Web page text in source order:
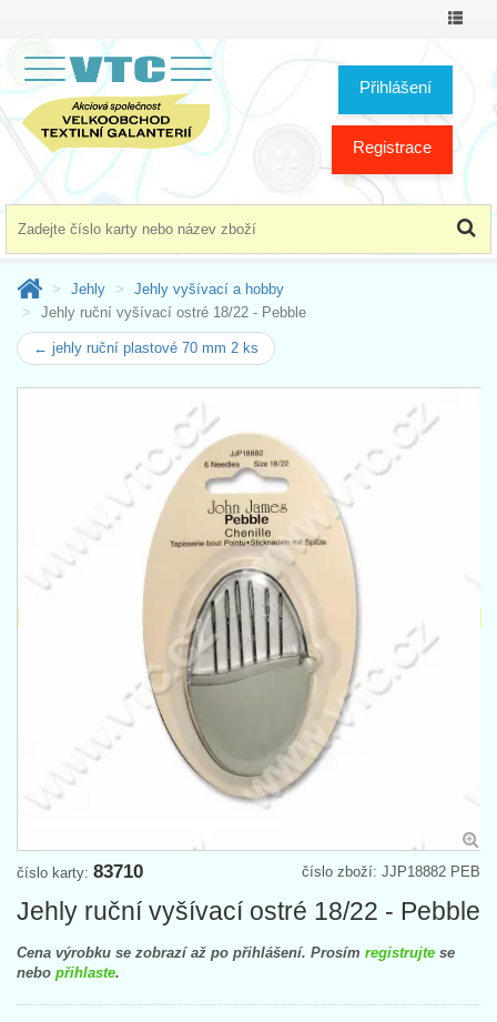
Přihlášení
Registrace
Jehly
Jehly vyšívací a hobby
Jehly ruční vyšívací ostré 18/22 - Pebble
← jehly ruční plastové 70 mm 2 ks
číslo zboží: JJP18882 PEB
číslo karty: 83710
Jehly ruční vyšívací ostré 18/22 - Pebble
Cena výrobku se zobrazí až po přihlášení. Prosím registrujte se
nebo přihlaste.